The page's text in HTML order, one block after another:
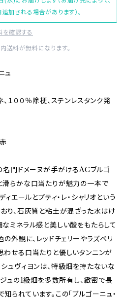
加される場合があります）。
を確認する
料が無料になります。
ュ
１００％除梗、ステンレスタンク発
名門ドメーヌが手がけるACブルゴ
滑らかな口当たりが魅力の一本で
ィエールとプティ・レ・シャリオという
り、石灰質と粘土が混ざった水はけ
ミネラル感と美しい酸をもたらして
外観に、レッドチェリーやラズベリ
わせる口当たりと優しいタンニンが
ュヴィヨンは、特級畑を持たないな
ジュの1級畑を多数所有し、緻密で長
られています。この「ブルゴーニュ・